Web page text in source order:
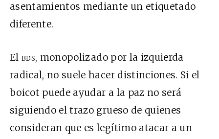
asentamientos mediante un etiquetado
diferente.
Elbds, monopolizado por la izquierda
radical, no suele hacer distinciones. Si el
boicot puede ayudar a la paz no será
siguiendo el trazo grueso de quienes
consideran que es legítimo atacar a un